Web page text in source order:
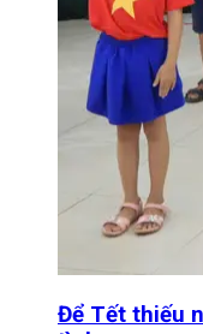
Để Tết thiếu